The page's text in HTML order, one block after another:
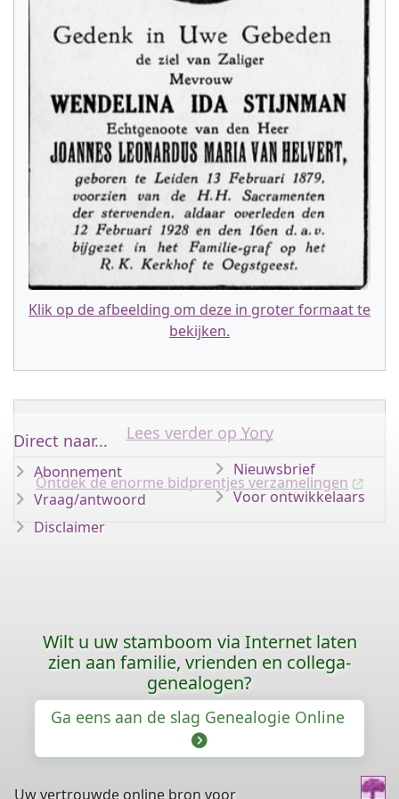
Klik op de afbeelding om deze in groter formaat te
bekijken.
Lees verder op Yory
Ontdek de enorme bidprentjes verzamelingen
Direct naar...
Abonnement
Vraag/antwoord
Disclaimer
Nieuwsbrief
Voor ontwikkelaars
Wilt u uw stamboom via Internet laten
zien aan familie, vrienden en collega-
genealogen?
Ga eens aan de slag Genealogie Online
Uw vertrouwde online bron voor